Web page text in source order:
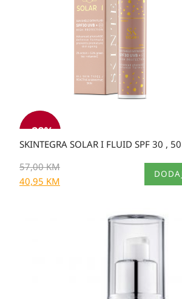
-28%
SKINTEGRA SOLAR I FLUID SPF 30 ,
57,00KM
40,95 KM